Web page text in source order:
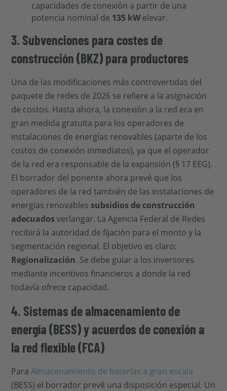
capacidades de conexión a partir de una
potencia nominal de 135 kWelevar.
3. Subvenciones para costes de
construcción (BKZ) para productores
Una de las modificaciones más controvertidas del
paquete de redes de 2026 se refiere a la asignación
de costos. Hasta ahora, la conexión a la red era en
gran medida gratuita para los operadores de
instalaciones de energías renovables (aparte de los
costos de conexión inmediatos), ya que el operador
de la red era responsable de la expansión (§ 17 EEG).
El borrador del ponente ahora prevé que los
operadores de la red también de las instalaciones de
energías renovables subsidios de construcción
adecuados verlangar. La Agencia Federal de Redes
recibirá la autoridad de fijación para el monto y la
segmentación regional. El objetivo es claro:
Regionalización. Se debe guiar a los inversores
mediante incentivos financieros a donde la red
todavía ofrece capacidad.
4. Sistemas de almacenamiento de
energía (BESS) y acuerdos de conexión a
la red flexible (FCA)
ParaAlmacenamiento de baterías a gran escala
(BESS) el borrador prevé una disposición especial. Un